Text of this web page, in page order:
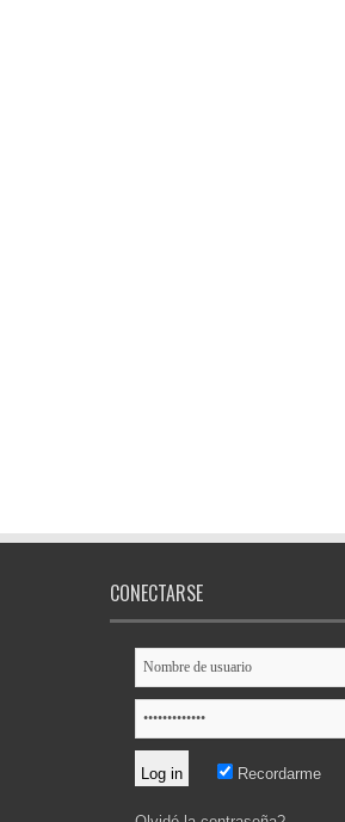
CONECTARSE
Recordarme